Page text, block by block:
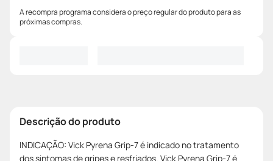
A recompra programa considera o preço regular do produto para as
próximas compras.
Descrição do produto
INDICAÇÃO: Vick Pyrena Grip-7 é indicado no tratamento
dos sintomas de gripes e resfriados. Vick Pyrena Grip-7 é